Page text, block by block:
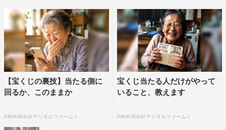
【宝くじの裏技】当たる側に
回るか、このままか
PR(合同会社デジタルファーム )
宝くじ当たる人だけがやって
いること、教えます
PR(合同会社デジタルファーム )